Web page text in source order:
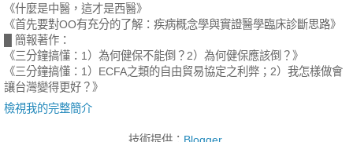
《什麼是中醫，這才是西醫》
《首先要對OO有充分的了解：疾病概念學與實證醫學臨床診斷思路》
█ 簡報著作：
《三分鐘搞懂：1）為何健保不能倒？2）為何健保應該倒？》
《三分鐘搞懂：1）ECFA之類的自由貿易協定之利弊；2）我怎樣做會
讓台灣變得更好？》
檢視我的完整簡介